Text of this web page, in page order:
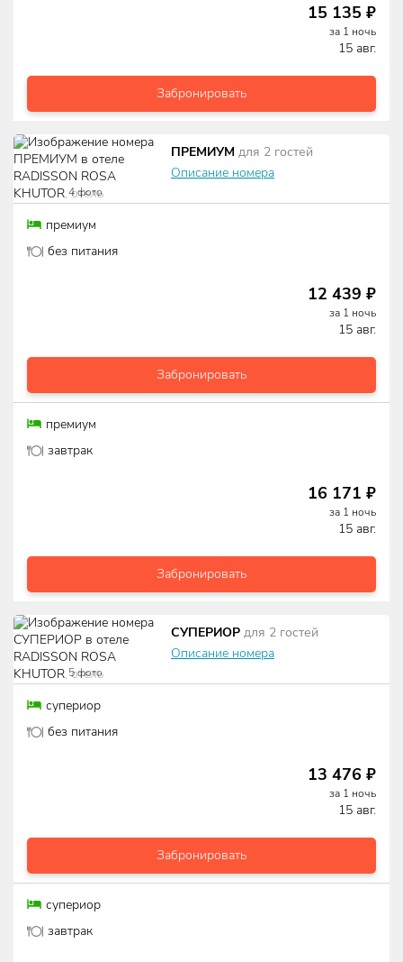
15 135 ₽
за 1 ночь
15 авг.
Забронировать
4фото
ПРЕМИУМ для 2 гостей
Описание номера
премиум
без питания
12 439 ₽
за 1 ночь
15 авг.
Забронировать
премиум
завтрак
16 171 ₽
за 1 ночь
15 авг.
Забронировать
5фото
СУПЕРИОР для 2 гостей
Описание номера
супериор
без питания
13 476 ₽
за 1 ночь
15 авг.
Забронировать
супериор
завтрак